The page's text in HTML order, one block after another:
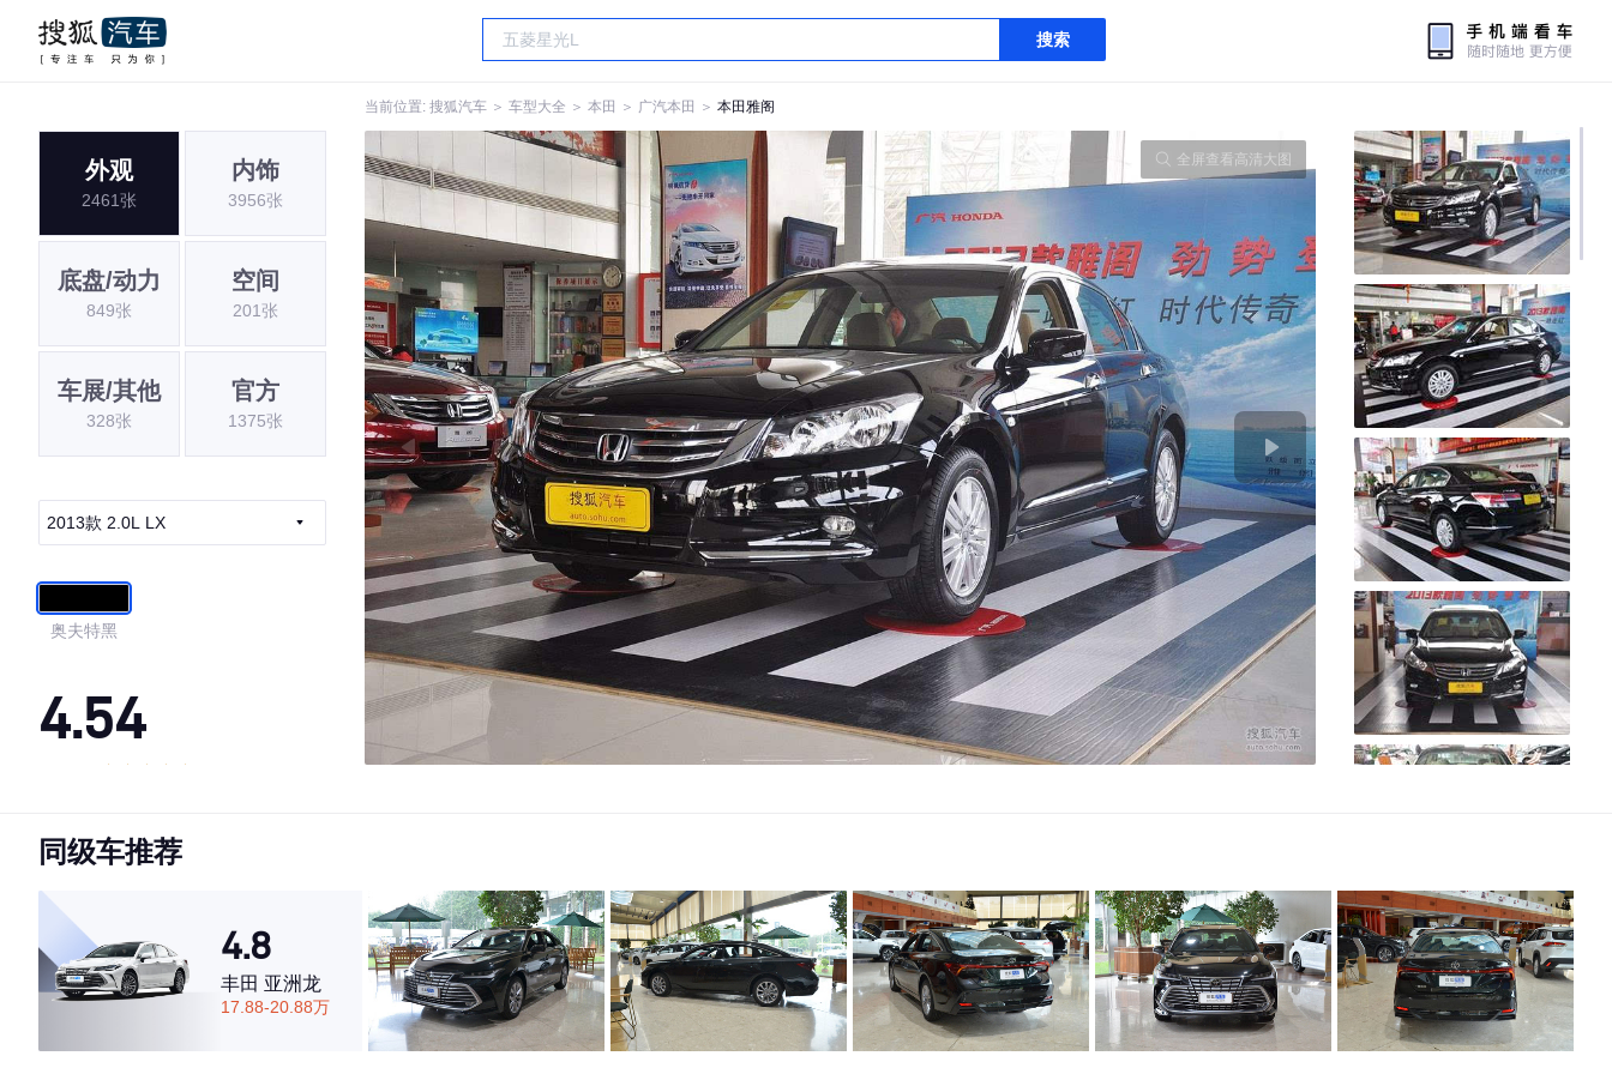
搜索
当前位置: 搜狐汽车 ＞ 车型大全 ＞ 本田 ＞ 广汽本田 ＞ 本田雅阁
外观
2461张
内饰
3956张
底盘/动力
849张
空间
201张
车展/其他
328张
官方
1375张
2013款 2.0L LX
奥夫特黑
4.54
·内饰表现一般，低于74%同级车
·空间表现较为优秀，优于73%同级车
全屏查看高清大图
同级车推荐
4.8
丰田 亚洲龙
17.88-20.88万